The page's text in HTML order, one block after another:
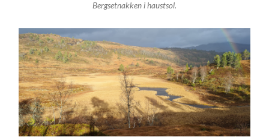
Bergsetnakken i haustsol.